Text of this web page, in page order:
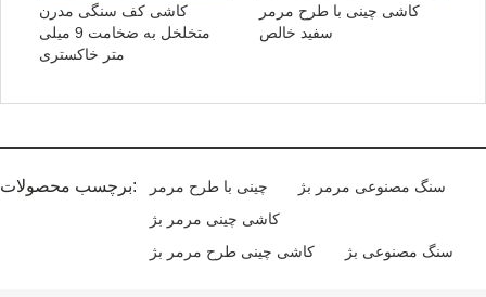
کاشی کف سنگی مدرن
متخلخل به ضخامت 9 میلی
متر خاکستری
کاشی چینی با طرح مرمر
سفید خالص
برچسب محصولات: چینی با طرح مرمر
سنگ مصنوعی مرمر بژ
کاشی چینی مرمر بژ
کاشی چینی طرح مرمر بژ
سنگ مصنوعی بژ